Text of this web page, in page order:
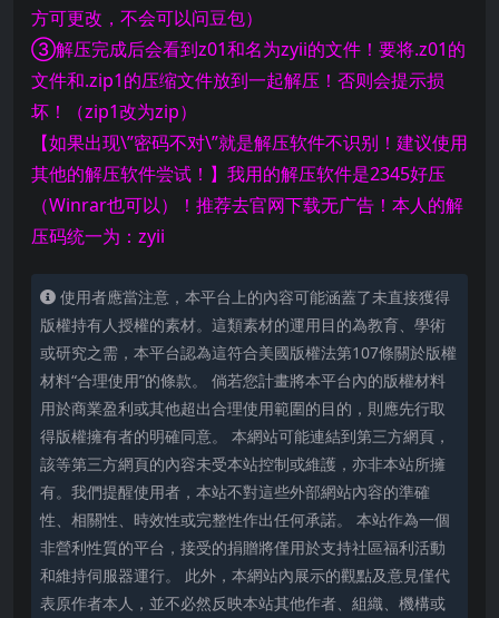
方可更改，不会可以问豆包）
③解压完成后会看到z01和名为zyii的文件！要将.z01的
文件和.zip1的压缩文件放到一起解压！否则会提示损
坏！（zip1改为zip）
【如果出现\”密码不对\”就是解压软件不识别！建议使用
其他的解压软件尝试！】我用的解压软件是2345好压
（Winrar也可以）！推荐去官网下载无广告！本人的解
压码统一为：zyii
使用者應當注意，本平台上的內容可能涵蓋了未直接獲得
版權持有人授權的素材。這類素材的運用目的為教育、學術
或研究之需，本平台認為這符合美國版權法第107條關於版權
材料“合理使用”的條款。 倘若您計畫將本平台內的版權材料
用於商業盈利或其他超出合理使用範圍的目的，則應先行取
得版權擁有者的明確同意。 本網站可能連結到第三方網頁，
該等第三方網頁的內容未受本站控制或維護，亦非本站所擁
有。我們提醒使用者，本站不對這些外部網站內容的準確
性、相關性、時效性或完整性作出任何承諾。 本站作為一個
非營利性質的平台，接受的捐贈將僅用於支持社區福利活動
和維持伺服器運行。 此外，本網站內展示的觀點及意見僅代
表原作者本人，並不必然反映本站其他作者、組織、機構或